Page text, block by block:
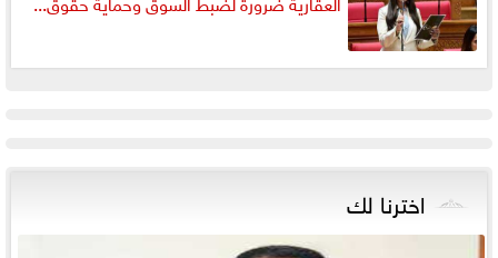
اخترنا لك